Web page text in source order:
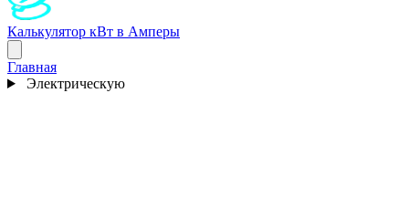
Калькулятор кВт в Амперы
Главная
Электрическую